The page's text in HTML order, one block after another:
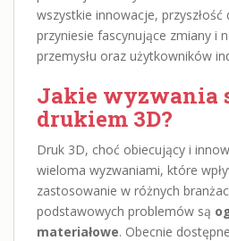
wszystkie innowacje,
przyniesie fascynujące zmiany i
przemysłu oraz użytkowników
Jakie wyzwania
drukiem 3D?
Druk 3D, choć obiecujący i
wieloma wyzwaniami, które
zastosowanie w różnych
podstawowych problemów są
materiałowe. Obecnie